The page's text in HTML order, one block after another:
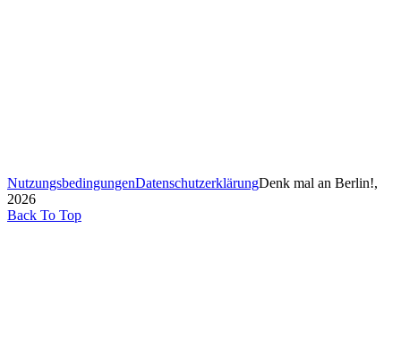
NutzungsbedingungenDatenschutzerklärungDenk mal an Berlin!,
2026
Back To Top